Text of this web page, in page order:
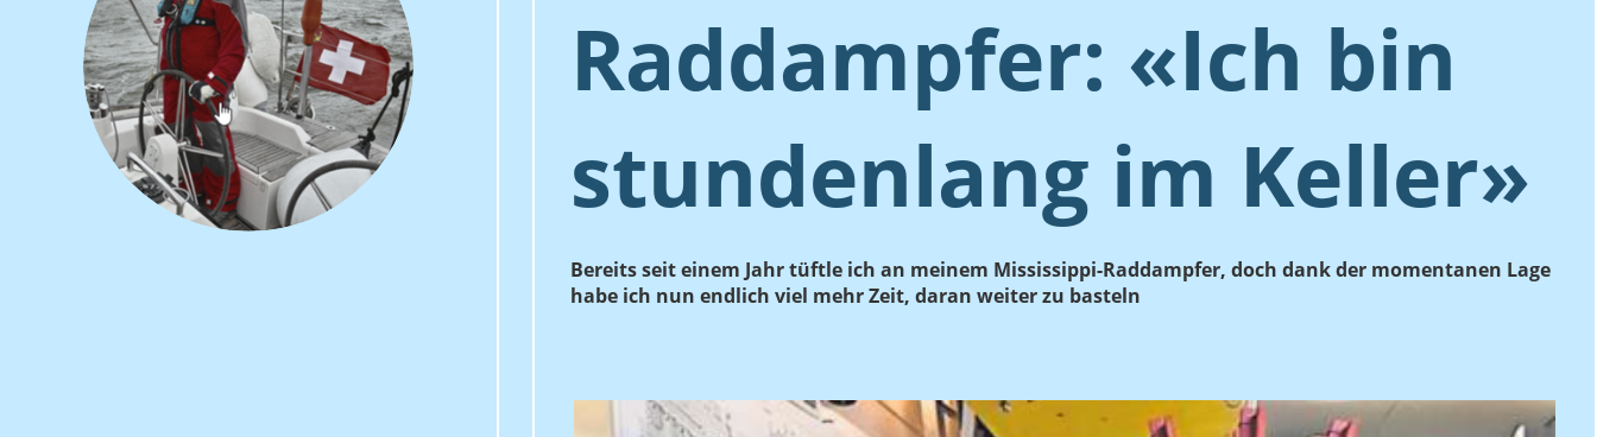
Raddampfer: «Ich bin
stundenlang im Keller»
Bereits seit einem Jahr tüftle ich an meinem Mississippi-Raddampfer, doch dank der momentanen Lage
habe ich nun endlich viel mehr Zeit, daran weiter zu basteln